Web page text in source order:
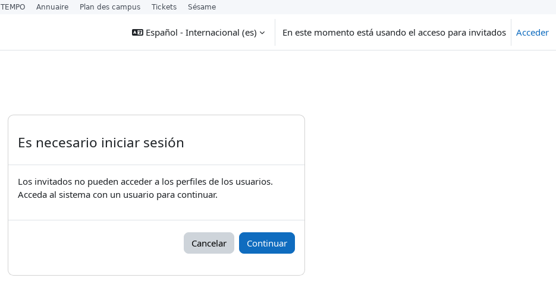
Español - Internacional ‎(es)‎ En este momento está usando el acceso para invitados Acceder
Es necesario iniciar sesión
Los invitados no pueden acceder a los perfiles de los usuarios.
Acceda al sistema con un usuario para continuar.
Cancelar Continuar
TEMPO Annuaire Plan des campus Tickets Sésame